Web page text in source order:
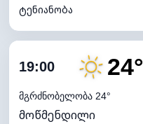
ტენიანობა
ღრუბლიანობა
ნამის წერტილი
ხილვადობა
19:00 24°
მგრძნობელობა 24°
მოწმენდილი